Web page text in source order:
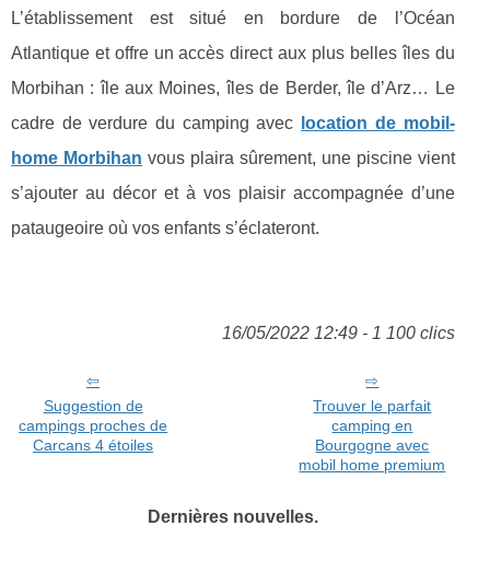
L’établissement est situé en bordure de l’Océan
Atlantique et offre un accès direct aux plus belles îles du
Morbihan : île aux Moines, îles de Berder, île d’Arz… Le
cadre de verdure du camping avec
location de mobil-
home Morbihan vous plaira sûrement, une piscine vient
s’ajouter au décor et à vos plaisir accompagnée d’une
pataugeoire où vos enfants s’éclateront.
16/05/2022 12:49 - 1 100 clics
Suggestion de
campings proches de
Carcans 4 étoiles
Trouver le parfait
camping en
Bourgogne avec
mobil home premium
Dernières nouvelles.